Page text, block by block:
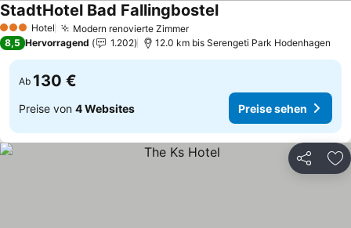
3 SterneHotel Modern renovierte ZimmerPreise sehen
StadtHotel Bad FallingbostelPreise sehen
8,5 Hervorragend 1.202 12.0 km bis Serengeti Park Hodenhagen
Ab 130 €
Preise von 4 Websites Preise sehen
Teilen